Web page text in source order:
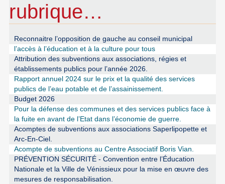
rubrique…
Reconnaitre l’opposition de gauche au conseil municipal
l’accès à l’éducation et à la culture pour tous
Attribution des subventions aux associations, régies et
établissements publics pour l’année 2026.
Rapport annuel 2024 sur le prix et la qualité des services
publics de l’eau potable et de l’assainissement.
Budget 2026
Pour la défense des communes et des services publics face à
la fuite en avant de l’Etat dans l’économie de guerre.
Acomptes de subventions aux associations Saperlipopette et
Arc-En-Ciel.
Acompte de subventions au Centre Associatif Boris Vian.
PRÉVENTION SÉCURITÉ - Convention entre l’Éducation
Nationale et la Ville de Vénissieux pour la mise en œuvre des
mesures de responsabilisation.